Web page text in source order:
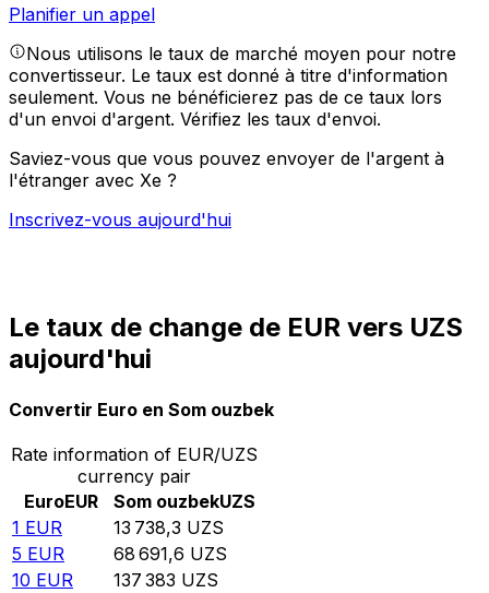
Planifier un appel
Nous utilisons le taux de marché moyen pour notre
convertisseur. Le taux est donné à titre d'information
seulement. Vous ne bénéficierez pas de ce taux lors
d'un envoi d'argent. Vérifiez les taux d'envoi.
Saviez-vous que vous pouvez envoyer de l'argent à
l'étranger avec Xe ?
Inscrivez-vous aujourd'hui
Le taux de change de EUR vers UZS
aujourd'hui
Convertir Euro en Som ouzbek
Rate information of EUR/UZS
currency pair
EuroEUR Som ouzbekUZS
1 EUR 13 738,3 UZS
5 EUR 68 691,6 UZS
10 EUR 137 383 UZS